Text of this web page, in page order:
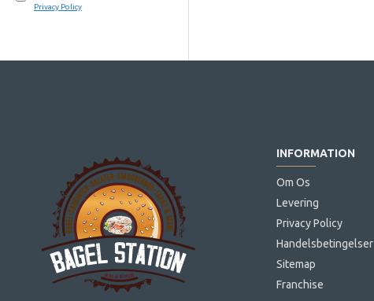
Privacy Policy
INFORMATION
Om Os
Levering
Privacy Policy
Handelsbetingelser
Sitemap
Franchise